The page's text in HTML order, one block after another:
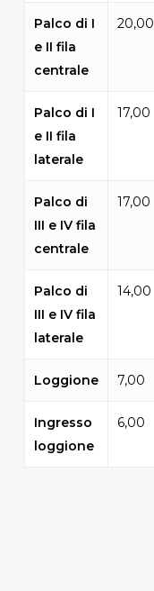
Palco di I
e II fila
centrale
20,00
Palco di I
e II fila
laterale
17,00
Palco di
III e IV fila
centrale
17,00
Palco di
III e IV fila
laterale
14,00
Loggione 7,00
Ingresso
loggione
6,00